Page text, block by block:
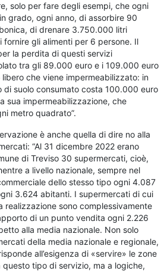
solo per fare degli esempi, che ogni
grado, ogni anno, di assorbire 90
di drenare 3.750.000 litri
fornire gli alimenti per 6 persone. Il
la perdita di questi servizi
tra gli 89.000 euro e i 109.000 euro
che viene impermeabilizzato: in
di suolo consumato costa 100.000 euro
sua impermeabilizzazione, che
metro quadrato”.
è anche quella di dire no alla
“Al 31 dicembre 2022 erano
di Treviso 30 supermercati, cioè,
a livello nazionale, sempre nel
dello stesso tipo ogni 4.087
3.624 abitanti. I supermercati di cui
realizzazione sono complessivamente
di un punto vendita ogni 2.226
alla media nazionale. Non solo
della media nazionale e regionale,
all’esigenza di «servire» le zone
tipo di servizio, ma a logiche,